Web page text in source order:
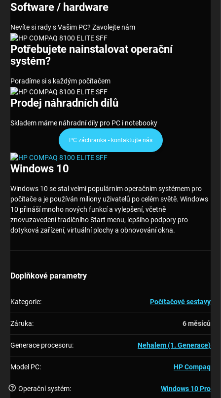
Software / hardware
Nevíte si rady s Vašim PC? Zavolejte nám
Potřebujete nainstalovat operační
systém?
Poradíme si s každým počítačem
Prodej náhradních dílů
Skladem máme náhradní díly pro PC i notebooky
PC záchranka - kontaktujte nás
Windows 10
Windows 10 se stal velmi populárním operačním systémem pro
počítače a je používán miliony uživatelů po celém světě. Windows
10 přináší mnoho nových funkcí a vylepšení, včetně
znovuzavedení tradičního Start menu, lepšího podpory pro
dotyková zařízení, virtuální plochy a obnovování okna.
Doplňkové parametry
Kategorie: Počítačové sestavy
Záruka: 6 měsíců
Generace procesoru: Nehalem (1. Generace)
Model PC: HP Compaq
? Operační systém: Windows 10 Pro